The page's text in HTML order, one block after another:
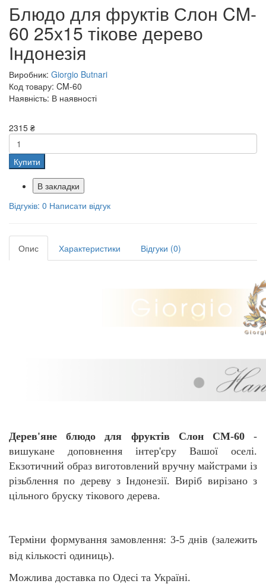
Блюдо для фруктів Слон CM-
60 25х15 тікове дерево
Індонезія
Виробник: Giorgio Butnari
Код товару: CM-60
Наявність: В наявності
2315 ₴
Купити
В закладки
Відгуків: 0 Написати відгук
Опис Характеристики Відгуки (0)
Дерев'яне блюдо для фруктів Слон CM-60-
вишукане доповнення інтер'єру Вашої оселі.
Екзотичний образ виготовлений вручну майстрами із
різьблення по дереву з Індонезії. Виріб вирізано з
цільного бруску тікового дерева.
Терміни формування замовлення: 3-5 днів (залежить
від кількості одиниць).
Можлива доставка по Одесі та Україні.